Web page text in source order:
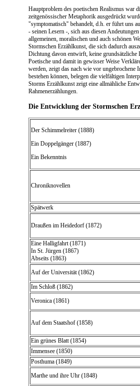
Hauptproblem des poetischen Realismus war
zeitgenössischer Metaphorik ausgedrückt
"symptomatisch" behandelt, d.h. er führt uns
- seinen Lesern -, sich aus diesen
allgemeinen, moralischen und auch schönen
Stormschen Erzählkunst, die sich dadurch
Dichtung davon entwirft, keine
Poetische und damit in gewisser Weise
werden, zeigt das nach wie vor ungebrochene
bestehen können, belegen die vielfältigen
Storms Erzählkunst zeigt eine allmähliche
Rahmenerzählungen.
Die Entwicklung der Stormschen
Der Schimmelreiter (1888)
Ein Doppelgänger (1887)
Ein Bekenntnis
Chroniknovellen
Spätwerk
Draußen im Heidedorf (1872)
Eine Halligfahrt (1871)
In St. Jürgen (1867)
Abseits (1863)
Auf der Universität (1862)
Im Schloß (1862)
Veronica (1861)
Auf dem Staatshof (1858)
Ein grünes Blatt (1854)
Immensee (1850)
Posthuma (1849)
Marthe und ihre Uhr (1848)